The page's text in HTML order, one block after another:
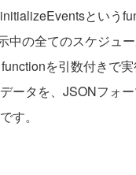
という
中の全てのスケジュ
を引数付きで
ータを、JSONフォ
す。